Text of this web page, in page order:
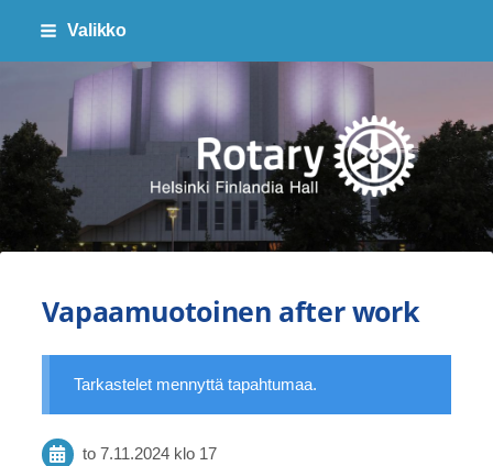
Siirry
sivun
sisältöön
Valikko
Finlandia Hall Rotaryklubi ry
Vapaamuotoinen after work
Tarkastelet mennyttä tapahtumaa.
to 7.11.2024 klo 17